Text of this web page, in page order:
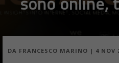
DA FRANCESCO MARINO | 4 NOV